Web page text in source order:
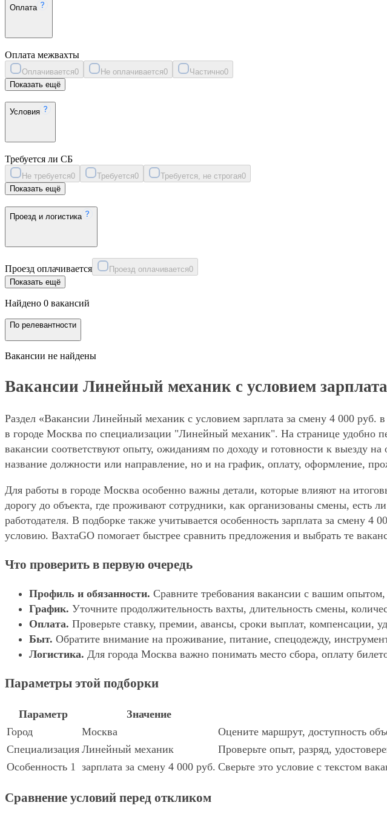
Оплата
Оплата межвахты
Оплачивается0 Не оплачивается0 Частично0
Показать ещё
Условия
Требуется ли СБ
Не требуется0 Требуется0 Требуется, не строгая0
Показать ещё
Проезд и логистика
Проезд оплачивается Проезд оплачивается0
Показать ещё
Найдено 0 вакансий
По релевантности
Вакансии не найдены
Вакансии Линейный механик с условием
Раздел «Вакансии Линейный механик с условием зарплата за смену 4 000 руб.
в городе Москва по специализации "Линейный механик". На странице удобно
вакансии соответствуют опыту, ожиданиям по доходу и готовности к выезду
название должности или направление, но и на график, оплату, оформление,
Для работы в городе Москва особенно важны детали, которые влияют на
дорогу до объекта, где проживают сотрудники, как организованы смены,
работодателя. В подборке также учитывается особенность зарплата за смену
условию. ВахтаGO помогает быстрее сравнить предложения и выбрать те
Что проверить в первую очередь
Профиль и обязанности. Сравните требования вакансии с вашим
График. Уточните продолжительность вахты, длительность смены,
Оплата. Проверьте ставку, премии, авансы, сроки выплат, компенсации,
Быт. Обратите внимание на проживание, питание, спецодежду,
Логистика. Для города Москва важно понимать место сбора, оплату
Параметры этой подборки
Параметр Значение
Город
Москва
Оцените маршрут, доступность
Специализация Линейный механик
Проверьте опыт, разряд,
Особенность 1 зарплата за смену 4 000 руб. Сверьте это условие с текстом
Сравнение условий перед откликом